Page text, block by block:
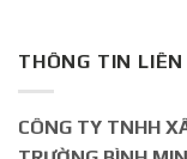
THÔNG TIN LIÊN
CÔNG TY TNHH